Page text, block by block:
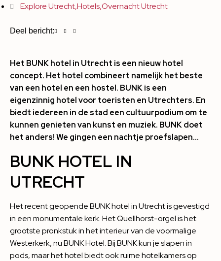
Explore Utrecht,Hotels,Overnacht Utrecht
Deel bericht:
Het BUNK hotel in Utrecht is een nieuw hotel
concept. Het hotel combineert namelijk het beste
van een hotel en een hostel. BUNK is een
eigenzinnig hotel voor toeristen en Utrechters. En
biedt iedereen in de stad een cultuurpodium om te
kunnen genieten van kunst en muziek. BUNK doet
het anders! We gingen een nachtje proefslapen…
BUNK HOTEL IN
UTRECHT
Het recent geopende BUNK hotel in Utrecht is gevestigd
in een monumentale kerk. Het Quellhorst-orgel is het
grootste pronkstuk in het interieur van de voormalige
Westerkerk, nu BUNK Hotel. Bij BUNK kun je slapen in
pods, maar het hotel biedt ook ruime hotelkamers op